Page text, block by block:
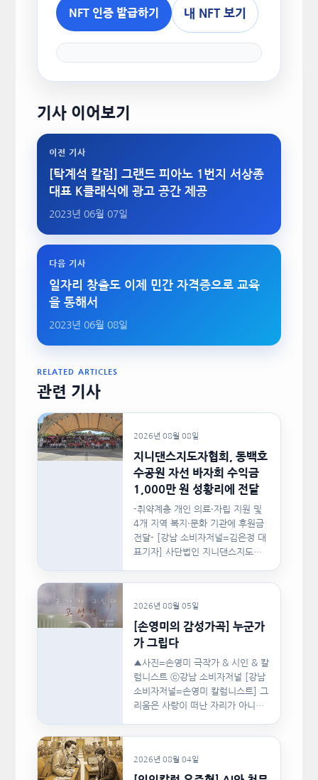
NFT 인증 발급하기 내 NFT 보기
기사 이어보기
이전 기사
[탁계석 칼럼] 그랜드 피아노 1번지 서상종
대표 K클래식에 광고 공간 제공
2023년 06월 07일
다음 기사
일자리 창출도 이제 민간 자격증으로 교육
을 통해서
2023년 06월 08일
RELATED ARTICLES
관련 기사
2026년 08월 08일
지니댄스지도자협회, 동백호
수공원 자선 바자회 수익금
1,000만 원 성황리에 전달
-취약계층 개인 의료·자립 지원 및
4개 지역 복지·문화 기관에 후원금
전달- [강남 소비자저널=김은정 대
표기자] 사단법인 지니댄스지도자
지난…
2026년 08월 05일
[손영미의 감성가곡] 누군가
가 그립다
▲사진=손영미 극작가 & 시인 & 칼
럼니스트 ⓒ강남 소비자저널 [강남
소비자저널=손영미 칼럼니스트] 그
리움은 사랑이 떠난 자리가 아니라,
2026년 08월 04일